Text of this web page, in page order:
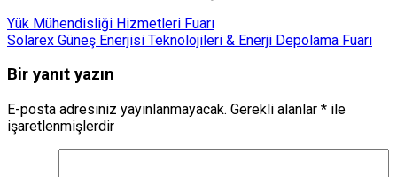
Yük Mühendisliği Hizmetleri Fuarı
Solarex Güneş Enerjisi Teknolojileri & Enerji Depolama Fuarı
Bir yanıt yazın
E-posta adresiniz yayınlanmayacak. Gerekli alanlar * ile
işaretlenmişlerdir